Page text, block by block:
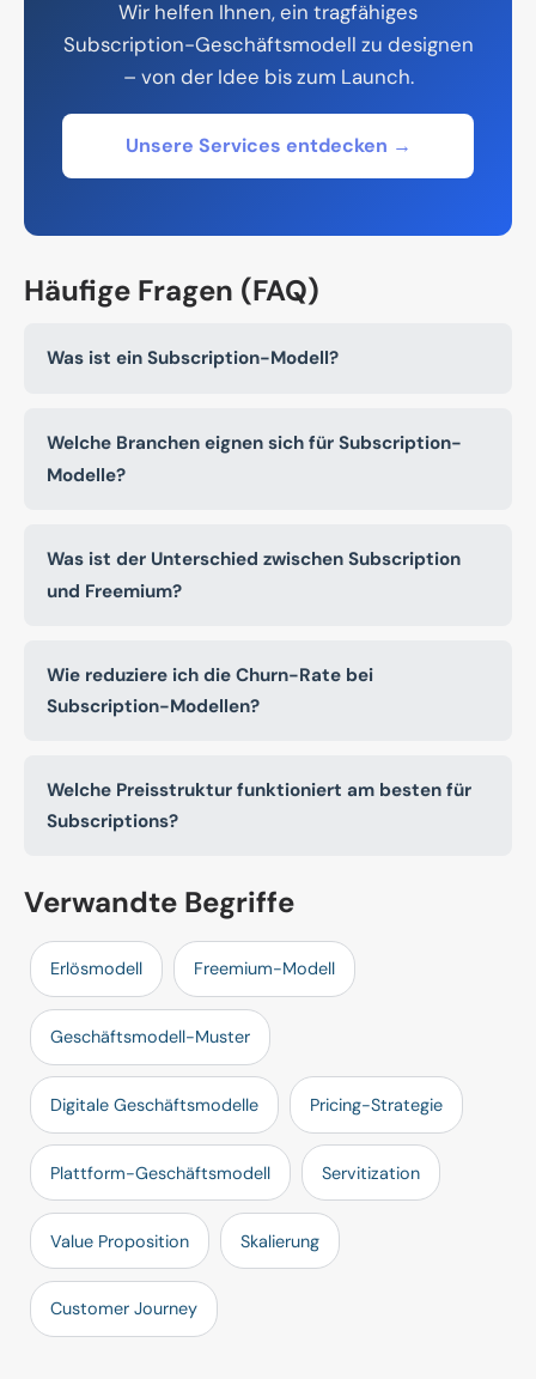
Wir helfen Ihnen, ein tragfähiges
Subscription-Geschäftsmodell zu designen
– von der Idee bis zum Launch.
Unsere Services entdecken →
Häufige Fragen (FAQ)
Was ist ein Subscription-Modell?
Welche Branchen eignen sich für Subscription-
Modelle?
Was ist der Unterschied zwischen Subscription
und Freemium?
Wie reduziere ich die Churn-Rate bei
Subscription-Modellen?
Welche Preisstruktur funktioniert am besten für
Subscriptions?
Verwandte Begriffe
Erlösmodell Freemium-Modell
Geschäftsmodell-Muster
Digitale Geschäftsmodelle Pricing-Strategie
Plattform-Geschäftsmodell Servitization
Value Proposition Skalierung
Customer Journey